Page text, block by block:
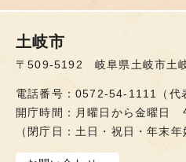
土岐市
〒509-5192 岐阜県土岐市土
電話番号：0572-54-1111（代
開庁時間：月曜日から金曜日
（閉庁日：土日・祝日・年末年